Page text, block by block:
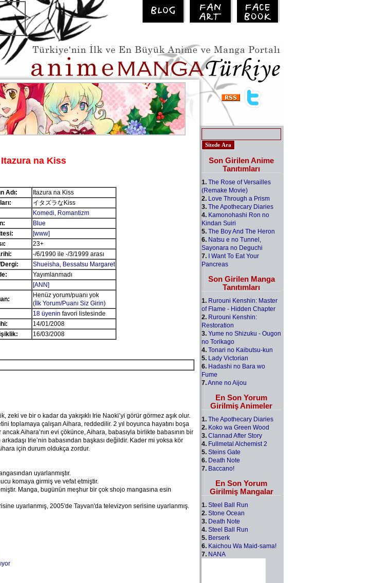
Itazura na Kiss
Adı:
Itazura na Kiss
イタズラなKiss
Komedi, Romantizm
Blue
[www]
23+
-/6/1990 ile -/3/1999 arası
Dergi:
Shueisha, Bessatsu Margaret
Yayımlanmadı
[ANN]
Henüz yorum/puanı yok
(İlk Yorum/Puanı Siz Girin)
18 üyenin favori listesinde
14/01/2008
16/03/2008
zeki ve bir o kadar da yakışıklı Irie Naoki’yi görür görmez aşık olur.
toplamaya çalışan Aihara, reddedilir. 2 yıl boyunca hayatını boşa
Aihara’nın evi çökünce, Aihara, babasıyla birlikte babasının bir
Irie’nin babasından başkası değildir. Kader mi yoksa kör
için durum oldukça zordur.
uyarlanmıştır.
komaya girmiş ve vefat etmiştir.
Manga, bugünün meşhur bir çok shojo mangasına esin
uyarlanmış, 2005'de Tayvan'da televizyon serisine uyarlanmış.
Son Girilen Anime
Tanıtımları
1. The Rose of Versailles
(Remake Movie)
2. Love Through a Prism
3. The Apothecary Diaries
4. Kamonohashi Ron no
Kindan Suiri
5. The Boy And The Heron
6. Natsu e no Tunnel,
Sayonara no Deguchi
7. I Want To Eat Your
Pancreas
Son Girilen Manga
Tanıtımları
1. Rurouni Kenshin: Master
of Flame - Hidden Chapter
2. Rurouni Kenshin:
Restoration
3. Yume no Shizuku - Ougon
no Torikago
4. Tonari no Kaibutsu-kun
5. Lady Victorian
6. Hadashi no Bara wo
Fume
7.Anne no Aijou
En Son Yorum
Girilmiş Animeler
1. The Apothecary Diaries
2. Koko wa Green Wood
3. Clannad After Story
4. Fullmetal Alchemist 2
5. Steins Gate
6. Death Note
7. Baccano!
En Son Yorum
Girilmiş Mangalar
1. Steel Ball Run
2. Stone Ocean
3. Death Note
4. Steel Ball Run
5. Berserk
6. Kaichou Wa Maid-sama!
7. NANA